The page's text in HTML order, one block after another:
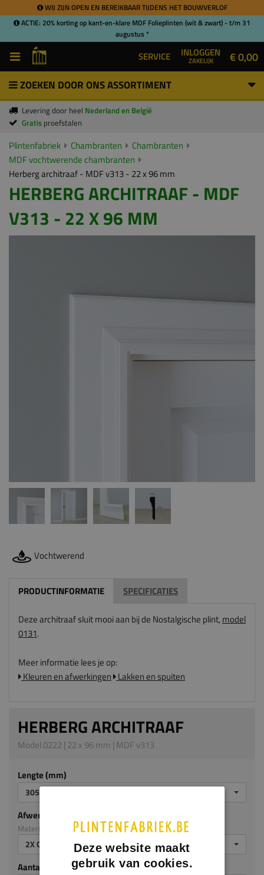
WIJ ZIJN OPEN EN BEREIKBAAR TIJDENS HET BOUWVERLOF
ACTIE: 20% korting op kant-en-klare MDF Folieplinten (wit & zwart) - t/m 31
augustus *
SERVICE INLOGGEN
ZAKELIJK € 0,00
ZOEKEN DOOR ONS ASSORTIMENT
Levering door heel Nederland en België
Gratis proefstalen
Plintenfabriek Chambranten
Chambranten
MDF vochtwerende chambranten
Herberg architraaf - MDF v313 - 22 x 96 mm
HERBERG ARCHITRAAF - MDF
V313 - 22 X 96 MM
Vochtwerend
PRODUCTINFORMATIE SPECIFICATIES
Deze architraaf sluit mooi aan bij de Nostalgische plint,model
0131.
Meer informatie lees je op:
Kleuren en afwerkingen Lakken en spuiten
HERBERG ARCHITRAAF
Model 0222 | 22 x 96 mm | MDF v313
Lengte (mm)
3050 MM
Afwerking
Materiaal: MDF v313
2X GEGROND
Aantal stuks
Deze website maakt
gebruik van cookies.